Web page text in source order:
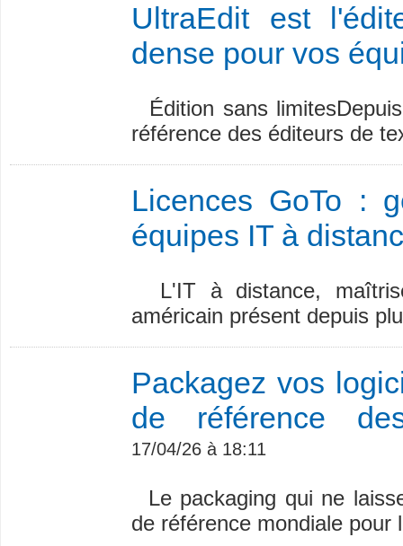
UltraEdit est
dense pour vos
Édition sans
référence des éditeurs de
Licences GoTo :
équipes IT à
L'IT à distance,
américain présent depuis
Packagez vos
de référence
17/04/26 à 18:11
Le packaging qui ne
de référence mondiale